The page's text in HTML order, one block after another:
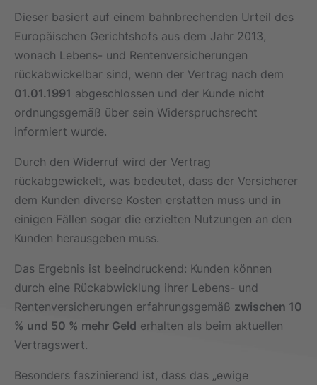
Dieser basiert auf einem bahnbrechenden Urteil des
Europäischen Gerichtshofs aus dem Jahr 2013,
wonach Lebens- und Rentenversicherungen
rückabwickelbar sind, wenn der Vertrag nach dem
01.01.1991 abgeschlossen und der Kunde nicht
ordnungsgemäß über sein Widerspruchsrecht
informiert wurde.
Durch den Widerruf wird der Vertrag
rückabgewickelt, was bedeutet, dass der Versicherer
dem Kunden diverse Kosten erstatten muss und in
einigen Fällen sogar die erzielten Nutzungen an den
Kunden herausgeben muss.
Das Ergebnis ist beeindruckend: Kunden können
durch eine Rückabwicklung ihrer Lebens- und
Rentenversicherungen erfahrungsgemäß zwischen 10
% und 50 % mehr Geld erhalten als beim aktuellen
Vertragswert.
Besonders faszinierend ist, dass das „ewige